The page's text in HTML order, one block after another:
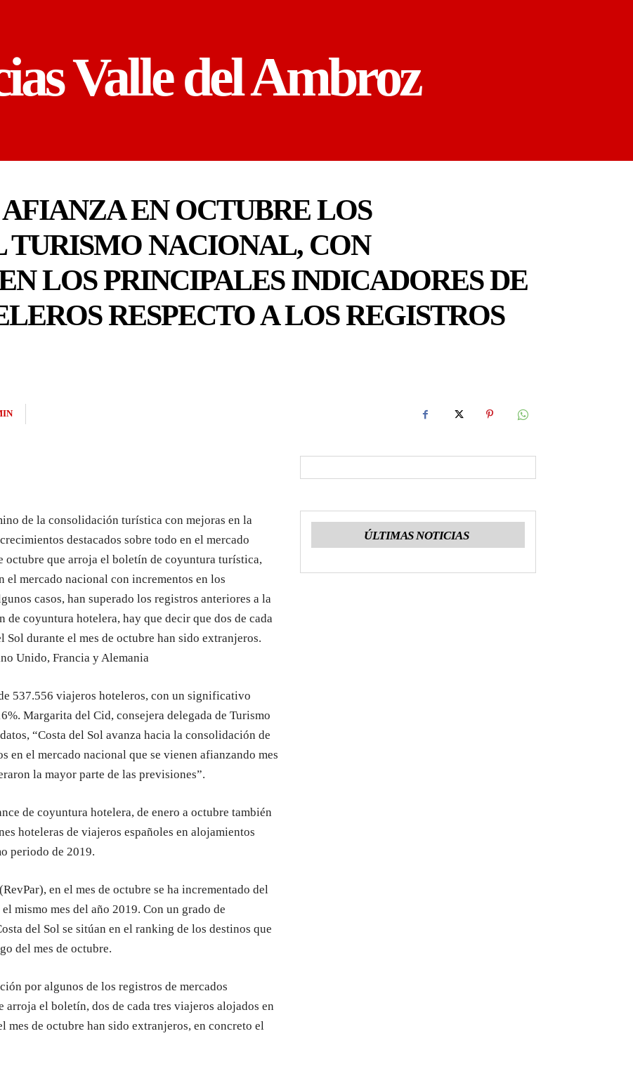
Valle del Ambroz
EN OCTUBRE LOS
TURISMO NACIONAL, CON
LOS PRINCIPALES INDICADORES DE
RESPECTO A LOS REGISTROS
de la consolidación turística con mejoras en la
destacados sobre todo en el mercado
octubre que arroja el boletín de coyuntura turística,
el mercado nacional con incrementos en los
casos, han superado los registros anteriores a la
coyuntura hotelera, hay que decir que dos de cada
durante el mes de octubre han sido extranjeros.
Unido, Francia y Alemania
537.556 viajeros hoteleros, con un significativo
Margarita del Cid, consejera delegada de Turismo
“Costa del Sol avanza hacia la consolidación de
en el mercado nacional que se vienen afianzando mes
la mayor parte de las previsiones”.
de coyuntura hotelera, de enero a octubre también
hoteleras de viajeros españoles en alojamientos
periodo de 2019.
(RevPar), en el mes de octubre se ha incrementado del
mismo mes del año 2019. Con un grado de
del Sol se sitúan en el ranking de los destinos que
del mes de octubre.
por algunos de los registros de mercados
arroja el boletín, dos de cada tres viajeros alojados en
mes de octubre han sido extranjeros, en concreto el
ÚLTIMAS NOTICIAS